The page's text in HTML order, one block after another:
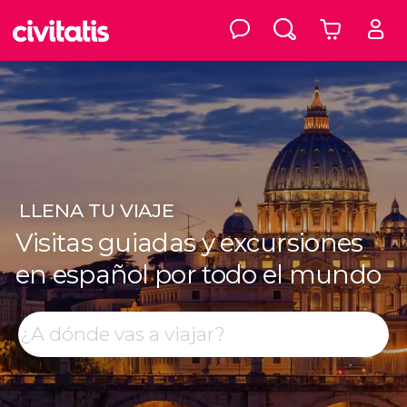
LLENA TU VIAJE
Visitas guiadas y excursiones
en español por todo el mundo
Buscar
Top destinos